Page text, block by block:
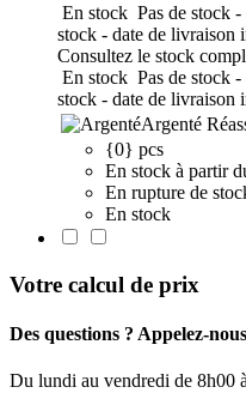
En stock Pas de stock
stock - date de livraison
Consultez le stock
En stock Pas de stock
stock - date de livraison
Argenté
{0} pcs
En stock à partir
En rupture de
En stock
Votre calcul de prix
Des questions ? Appelez-
Du lundi au vendredi de 8h00